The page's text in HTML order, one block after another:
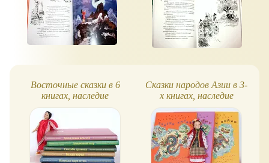
Восточные сказки в 6
книгах, наследие
Кочергина
Сказки народов Азии в 3-
х книгах, наследие
Кочергина (обзор)